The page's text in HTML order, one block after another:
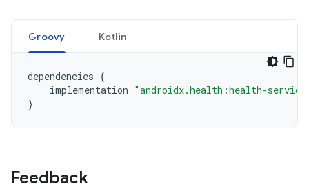
Groovy Kotlin
dependencies {
implementation "androidx.health:health-
}
Feedback